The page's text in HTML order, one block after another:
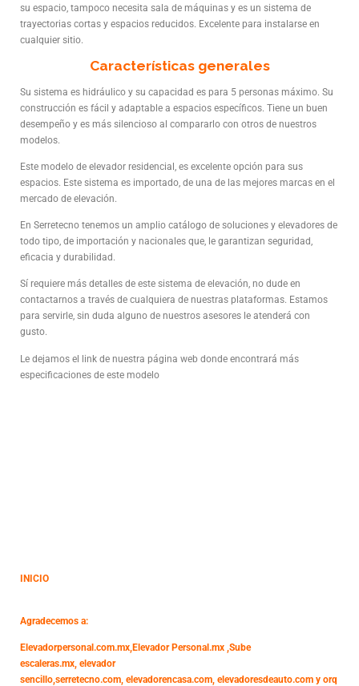
su espacio, tampoco necesita sala de máquinas y es un sistema de
trayectorias cortas y espacios reducidos. Excelente para instalarse en
cualquier sitio.
Características generales
Su sistema es hidráulico y su capacidad es para 5 personas máximo. Su
construcción es fácil y adaptable a espacios específicos. Tiene un buen
desempeño y es más silencioso al compararlo con otros de nuestros
modelos.
Este modelo de elevador residencial, es excelente opción para sus
espacios. Este sistema es importado, de una de las mejores marcas en el
mercado de elevación.
En Serretecno tenemos un amplio catálogo de soluciones y elevadores de
todo tipo, de importación y nacionales que, le garantizan seguridad,
eficacia y durabilidad.
Sí requiere más detalles de este sistema de elevación, no dude en
contactarnos a través de cualquiera de nuestras plataformas. Estamos
para servirle, sin duda alguno de nuestros asesores le atenderá con
gusto.
Le dejamos el link de nuestra página web donde encontrará más
especificaciones de este modelo
INICIO
Agradecemos a:
Elevadorpersonal.com.mx,Elevador Personal.mx ,Sube
escaleras.mx, elevador
sencillo,serretecno.com, elevadorencasa.com, elevadoresdeauto.com y orq